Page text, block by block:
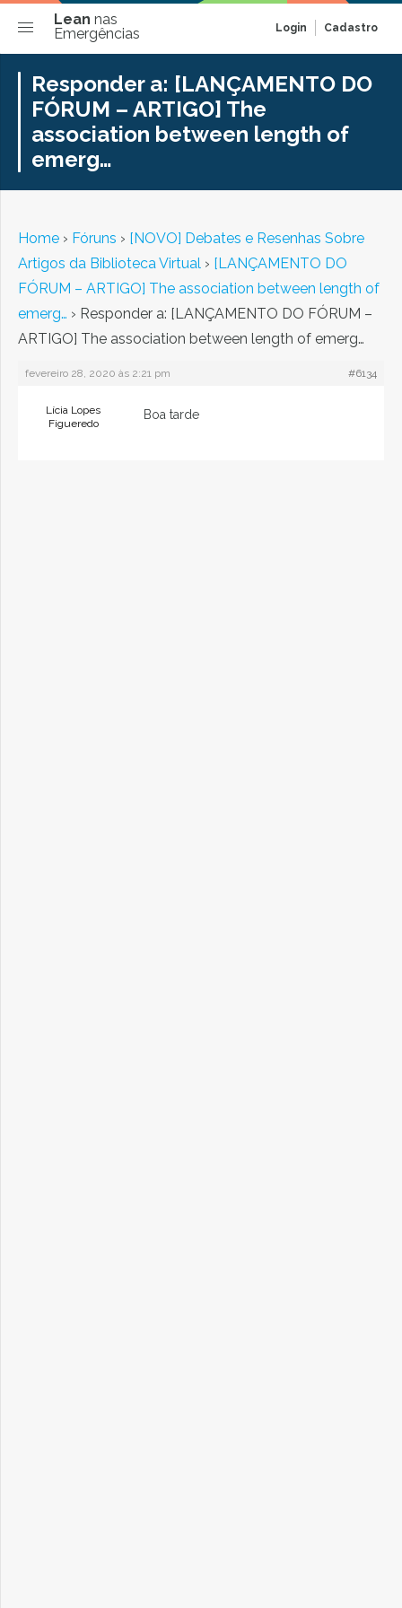
Lean nas
Emergências
Login Cadastro
Responder a: [LANÇAMENTO DO
FÓRUM – ARTIGO] The
association between length of
emerg…
Home › Fóruns › [NOVO] Debates e Resenhas Sobre
Artigos da Biblioteca Virtual › [LANÇAMENTO DO
FÓRUM – ARTIGO] The association between length of
emerg… › Responder a: [LANÇAMENTO DO FÓRUM –
ARTIGO] The association between length of emerg…
fevereiro 28, 2020 às 2:21 pm #6134
Lícia Lopes
Figueredo
Boa tarde